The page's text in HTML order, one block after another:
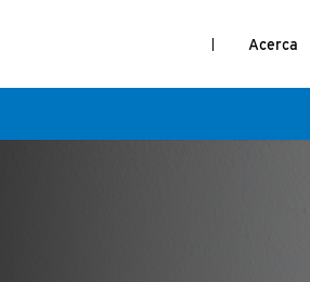
Acerca